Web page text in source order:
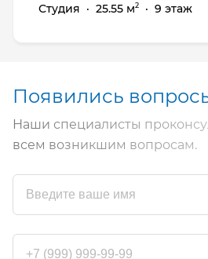
Студия · 25.55 м2 · 9 этаж
Появились
Наши специалисты
всем возникшим вопросам.